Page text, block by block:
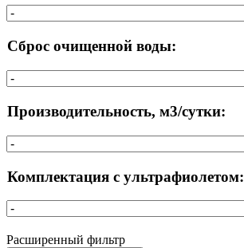
Сброс очищенной воды:
Производительность, м3/сутки:
Комплектация с ультрафиолетом:
Расширенный фильтр